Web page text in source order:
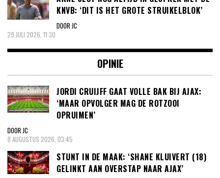
KNVB: ‘DIT IS HET GROTE STRUIKELBLOK’
DOOR JC
29 JULI 2026, 11:30
OPINIE
JORDI CRUIJFF GAAT VOLLE BAK BIJ AJAX:
‘MAAR OPVOLGER MAG DE ROTZOOI
OPRUIMEN’
DOOR JC
8 AUGUSTUS 2026, 03:45
STUNT IN DE MAAK: ‘SHANE KLUIVERT (18)
GELINKT AAN OVERSTAP NAAR AJAX’